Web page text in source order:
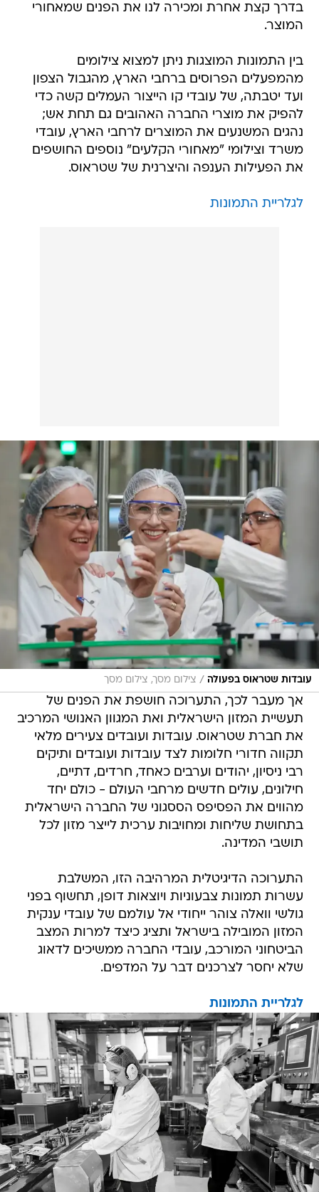
בדרך קצת אחרת ומכירה לנו את הפנים שמאחורי
המוצר.
בין התמונות המוצגות ניתן למצוא צילומים
מהמפעלים הפרוסים ברחבי הארץ, מהגבול הצפון
ועד יטבתה, של עובדי קו הייצור העמלים קשה כדי
להפיק את מוצרי החברה האהובים גם תחת אש;
נהגים המשנעים את המוצרים לרחבי הארץ, עובדי
משרד וצילומי "מאחורי הקלעים" נוספים החושפים
את הפעילות הענפה והיצרנית של שטראוס.
לגלריית התמונות
עובדות שטראוס בפעולה / צילום מסך, צילום מסך
אך מעבר לכך, התערוכה חושפת את הפנים של
תעשיית המזון הישראלית ואת המגוון האנושי המרכיב
את חברת שטראוס. עובדות ועובדים צעירים מלאי
תקווה חדורי חלומות לצד עובדות ועובדים ותיקים
רבי ניסיון, יהודים וערבים כאחד, חרדים, דתיים,
חילונים, עולים חדשים מרחבי העולם - כולם יחד
מהווים את הפסיפס הססגוני של החברה הישראלית
בתחושת שליחות ומחויבות ערכית לייצר מזון לכל
תושבי המדינה.
התערוכה הדיגיטלית המרהיבה הזו, המשלבת
עשרות תמונות צבעוניות ויוצאות דופן, תחשוף בפני
גולשי וואלה צוהר ייחודי אל עולמם של עובדי ענקית
המזון המובילה בישראל ותציג כיצד למרות המצב
הביטחוני המורכב, עובדי החברה ממשיכים לדאוג
שלא יחסר לצרכנים דבר על המדפים.
לגלריית התמונות